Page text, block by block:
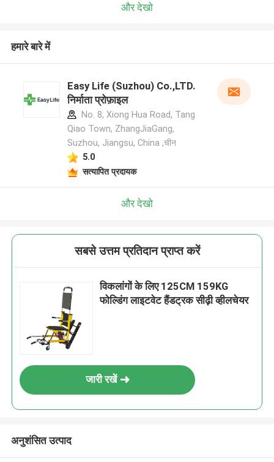
और देखो
हमारे बारे में
Easy Life (Suzhou) Co.,LTD.
निर्माता प्रोफ़ाइल
No. 8, Xiong Hua Road, Tang
Qiao Town, ZhangJiaGang,
Suzhou, Jiangsu, China ,चीन
5.0
सत्यापित प्रदायक
और देखो
सबसे उत्तम प्रतिदान प्राप्त करें
विकलांगों के लिए 125CM 159KG
फोल्डिंग लाइटवेट हैंडट्रक सीढ़ी व्हीलचेयर
जारी रखें
अनुशंसित उत्पाद